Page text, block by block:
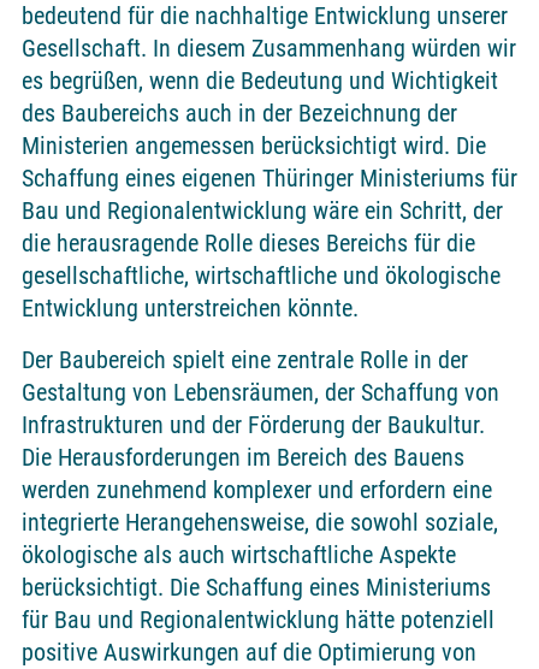
bedeutend für die nachhaltige Entwicklung unserer
Gesellschaft. In diesem Zusammenhang würden wir
es begrüßen, wenn die Bedeutung und Wichtigkeit
des Baubereichs auch in der Bezeichnung der
Ministerien angemessen berücksichtigt wird. Die
Schaffung eines eigenen Thüringer Ministeriums für
Bau und Regionalentwicklung wäre ein Schritt, der
die herausragende Rolle dieses Bereichs für die
gesellschaftliche, wirtschaftliche und ökologische
Entwicklung unterstreichen könnte.
Der Baubereich spielt eine zentrale Rolle in der
Gestaltung von Lebensräumen, der Schaffung von
Infrastrukturen und der Förderung der Baukultur.
Die Herausforderungen im Bereich des Bauens
werden zunehmend komplexer und erfordern eine
integrierte Herangehensweise, die sowohl soziale,
ökologische als auch wirtschaftliche Aspekte
berücksichtigt. Die Schaffung eines Ministeriums
für Bau und Regionalentwicklung hätte potenziell
positive Auswirkungen auf die Optimierung von